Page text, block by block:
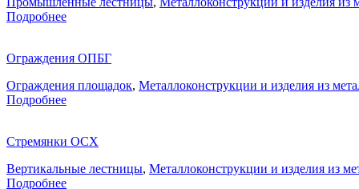
Подробнее
Ограждения ОПБГ
Ограждения площадок, Металлоконструкции и изделия из
Подробнее
Стремянки ОСХ
Вертикальные лестницы, Металлоконструкции и изделия из
Подробнее